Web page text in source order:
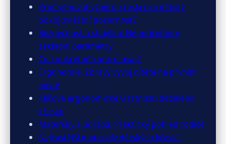
Proč věnovat výběru křesla pro dětský
pokoj zvláštní pozornost?
Bezpečnost a stabilita: Nepodceňujte
základní parametry
Co konkrétně kontrolovat?
Ergonomie: Zdravý vývoj dítěte na prvním
místě
Klíčové ergonomické vlastnosti dětského
křesla:
Materiály a údržba: Praktický pohled rodiče
Nejčastější materiály dětských křesel: